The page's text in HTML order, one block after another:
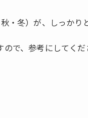
・冬）が、しっかり
で、参考にしてくだ